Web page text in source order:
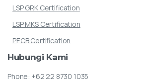
LSP GRK Certification
LSP MKS Certification
PECB Certification
Hubungi Kami
Phone: +62 22 8730 1035